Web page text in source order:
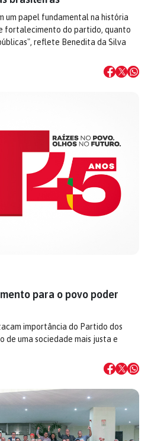
um papel fundamental na história
fortalecimento do partido, quanto
reflete Benedita da Silva
para o povo poder
importância do Partido dos
de uma sociedade mais justa e